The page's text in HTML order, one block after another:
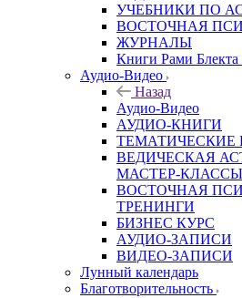
УЧЕБНИКИ ПО
ВОСТОЧНАЯ
ЖУРНАЛЫ
Книги Рами Блекта
Аудио-Видео
Назад
Аудио-Видео
АУДИО-КНИГИ
ТЕМАТИЧЕСКИЕ
ВЕДИЧЕСКАЯ
МАСТЕР-КЛАССЫ
ВОСТОЧНАЯ
ТРЕНИНГИ
БИЗНЕС КУРС
АУДИО-ЗАПИСИ
ВИДЕО-ЗАПИСИ
Лунный календарь
Благотворительность